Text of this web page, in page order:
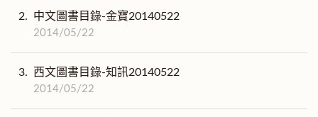
2. 中文圖書目錄-金寶20140522
2014/05/22
3. 西文圖書目錄-知訊20140522
2014/05/22